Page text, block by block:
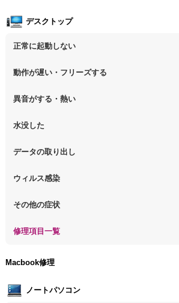
デスクトップ
正常に起動しない
【デスクトップPC】電源を押しても反応がない
【デスクトップPC】修復モードから復旧できな
【デスクトップPC】その他の起動しない問題
動作が遅い・フリーズする
【デスクトップPC】操作中の動作が遅い
異音がする・熱い
【デスクトップPC】パソコンから異音がする
水没した
【デスクトップPC】水没してパソコンが動かな
データの取り出し
【デスクトップPC】起動しないPCのデータを
ウィルス感染
【デスクトップPC】特定のプログラムを削除し
【デスクトップPC】ウィルス感染のその他の問
その他の症状
【デスクトップPC】事例紹介
修理項目一覧
【デスクトップPC】電源故障
Macbook修理
ノートパソコン